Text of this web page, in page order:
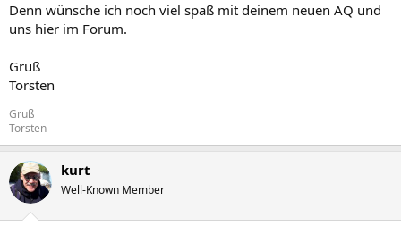
Denn wünsche ich noch viel spaß mit deinem neuen AQ und
uns hier im Forum.
Gruß
Torsten
Gruß
Torsten
kurt
Well-Known Member